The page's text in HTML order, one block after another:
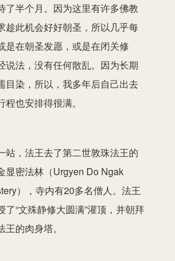
了半个月。因为这里有许多佛教
趁此机会好好朝圣，所以几乎每
是在朝圣发愿，或是在闭关修
说法，没有任何散乱。因为长期
目染，所以，我多年后自己出去
也安排得很满。
站，法王去了第二世敦珠法王的
密法林（Urgyen Do Ngak
），寺内有20多名僧人。法王
了“文殊静修大圆满”灌顶，并朝拜
的肉身塔。